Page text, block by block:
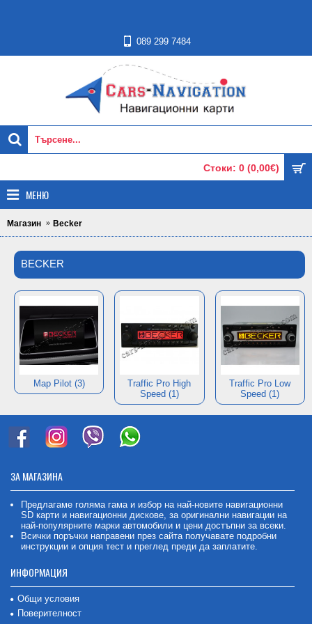
089 299 7484
Стоки: 0 (0,00€)
МЕНЮ
Магазин Becker
BECKER
Map Pilot (3)
Traffic Pro High
Speed (1)
Traffic Pro Low
Speed (1)
ЗА МАГАЗИНА
Предлагаме голяма гама и избор на най-новите навигационни
SD карти и навигационни дискове, за оригинални навигации на
най-популярните марки автомобили и цени достъпни за всеки.
Всички поръчки направени през сайта получавате подробни
инструкции и опция тест и преглед преди да заплатите.
ИНФОРМАЦИЯ
Общи условия
Поверителност